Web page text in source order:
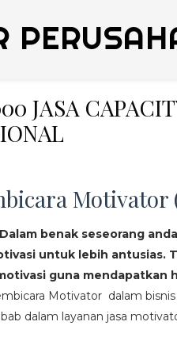
JASA
Motivator
benak seseorang
untuk lebih antusias.
guna mendapatkan
Motivator dalam
dalam layanan jasa